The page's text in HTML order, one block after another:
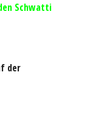
Schwatti
der